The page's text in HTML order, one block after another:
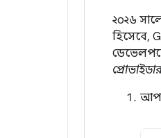
২০২৬
হিসেবে,